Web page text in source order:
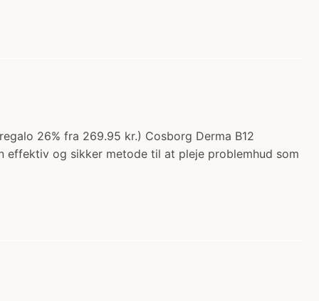
26% fra 269.95 kr.) Cosborg Derma B12
effektiv og sikker metode til at pleje problemhud som